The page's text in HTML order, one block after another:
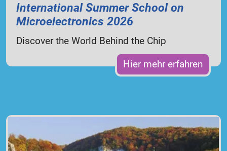
International Summer School on
Microelectronics 2026
Discover the World Behind the Chip
Hier mehr erfahren